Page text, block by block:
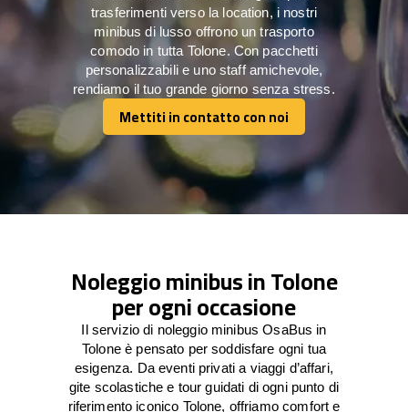
trasferimenti verso la location, i nostri
minibus di lusso offrono un trasporto
comodo in tutta Tolone. Con pacchetti
personalizzabili e uno staff amichevole,
rendiamo il tuo grande giorno senza stress.
Mettiti in contatto con noi
Mettiti in contatto con noi
Noleggio minibus in Tolone
per ogni occasione
Il servizio di noleggio minibus OsaBus in
Tolone è pensato per soddisfare ogni tua
esigenza. Da eventi privati a viaggi d’affari,
gite scolastiche e tour guidati di ogni punto di
riferimento iconico Tolone, offriamo comfort e